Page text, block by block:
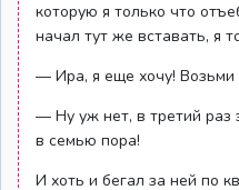
которую я только что
начал тут же вставать, я
— Ира, я еще хочу! Возьми
— Ну уж нет, в третий раз
в семью пора!
И хоть и бегал за ней по